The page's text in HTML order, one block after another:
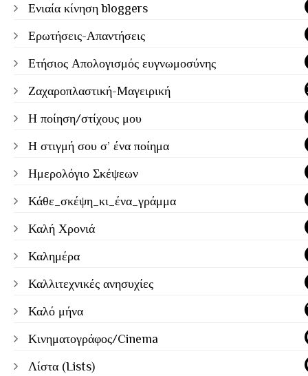
Ενιαία κίνηση bloggers
Ερωτήσεις-Απαντήσεις
Ετήσιος Απολογισμός ευγνωμοσύνης
Ζαχαροπλαστική-Μαγειρική
Η ποίηση/στίχους μου
Η στιγμή σου σ’ ένα ποίημα
Ημερολόγιο Σκέψεων
Κάθε_σκέψη_κι_ένα_γράμμα
Καλή Χρονιά
Καλημέρα
Καλλιτεχνικές ανησυχίες
Καλό μήνα
Κινηματογράφος/Cinema
Λίστα (Lists)